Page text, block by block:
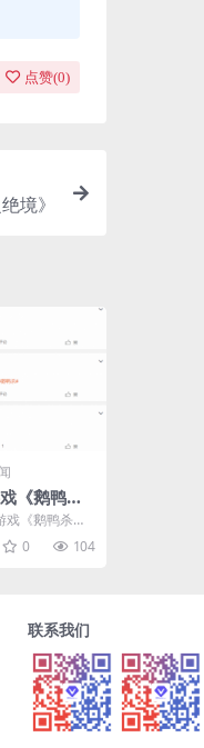
点赞(0)
境》
《鹅鸭
人气太过
戏《鹅鸭杀
）》非常
0 104
联系我们